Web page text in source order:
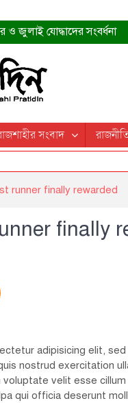
ও জুলাই যোদ্ধাদের সংবর্ধনা
হয়নি: ডা. শফিকুর রহমান
উদ্বোধন করলেন
দুর্দান্ত অ্যাসিস্টে সান্তোস
বাহিনীর প্রধান হলেন
চিরকাল শ্রদ্ধার সাথে স্মরণ
সংবাদ
runner finally rewarded
finally
adipisicing elit,
nostrud exercitation
velit esse
qui officia deserunt